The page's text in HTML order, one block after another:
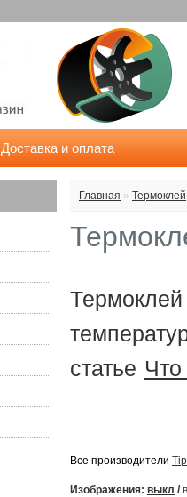
Доставка и оплата
Главная » Термоклей
Термоклей
статье Что
Все производители
Изображения: выкл /